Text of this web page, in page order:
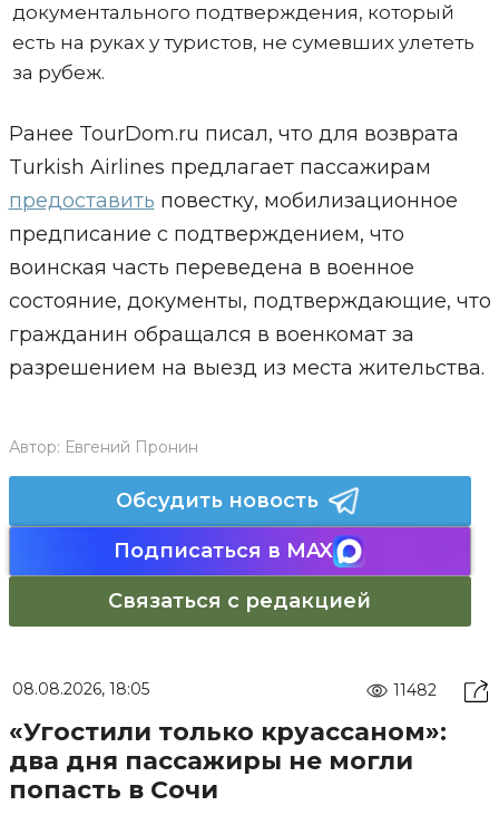
документального подтверждения, который
есть на руках у туристов, не сумевших улететь
за рубеж.
Ранее TourDom.ru писал, что для возврата
Turkish Airlines предлагает пассажирам
предоставить повестку, мобилизационное
предписание с подтверждением, что
воинская часть переведена в военное
состояние, документы, подтверждающие, что
гражданин обращался в военкомат за
разрешением на выезд из места жительства.
Автор: Евгений Пронин
Обсудить новость
Подписаться в MAX
Связаться с редакцией
08.08.2026, 18:05 11482
«Угостили только круассаном»:
два дня пассажиры не могли
попасть в Сочи